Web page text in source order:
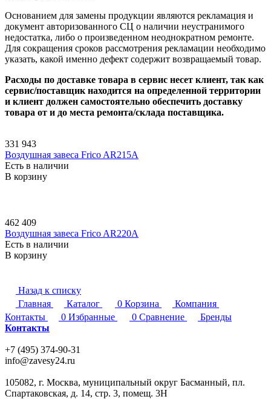
Основанием для замены продукции являются рекламация и
документ авторизованного СЦ о наличии неустранимого
недостатка, либо о произведенном неоднократном ремонте.
Для сокращения сроков рассмотрения рекламации необходимо
указать, какой именно дефект содержит возвращаемый товар.
Расходы по доставке товара в сервис несет клиент, так как
сервис/поставщик находится на определенной территории
и клиент должен самостоятельно обеспечить доставку
товара от и до места ремонта/склада поставщика.
331 943
Воздушная завеса Frico AR215A
Есть в наличии
В корзину
462 409
Воздушная завеса Frico AR220A
Есть в наличии
В корзину
Назад к списку
Главная
Каталог 0 Корзина
Компания
Контакты
0 Избранные 0 Сравнение
Бренды
Контакты
+7 (495) 374-90-31
info@zavesy24.ru
105082, г. Москва, муниципальный округ Басманный, пл.
Спартаковская, д. 14, стр. 3, помещ. 3Н